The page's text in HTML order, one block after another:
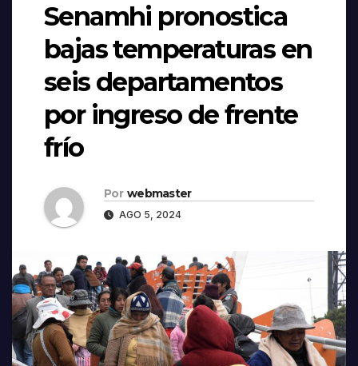
Senamhi pronostica
bajas temperaturas en
seis departamentos
por ingreso de frente
frío
Por webmaster
AGO 5, 2024